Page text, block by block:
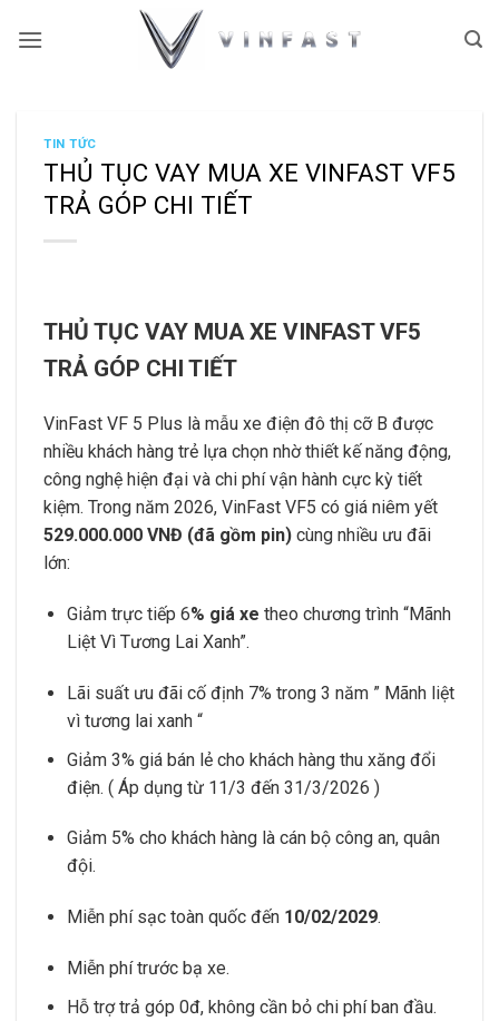
qua
TIN TỨC
THỦ TỤC VAY MUA XE VINFAST VF5
TRẢ GÓP CHI TIẾT
THỦ TỤC VAY MUA XE VINFAST VF5
TRẢ GÓP CHI TIẾT
VinFast VF 5 Plus là mẫu xe điện đô thị cỡ B được
nhiều khách hàng trẻ lựa chọn nhờ thiết kế năng động,
công nghệ hiện đại và chi phí vận hành cực kỳ tiết
kiệm. Trong năm 2026, VinFast VF5 có giá niêm yết
529.000.000 VNĐ (đã gồm pin) cùng nhiều ưu đãi
lớn:
Giảm trực tiếp 6% giá xe theo chương trình “Mãnh
Liệt Vì Tương Lai Xanh”.
Lãi suất ưu đãi cố định 7% trong 3 năm ” Mãnh liệt
vì tương lai xanh “
Giảm 3% giá bán lẻ cho khách hàng thu xăng đổi
điện. ( Áp dụng từ 11/3 đến 31/3/2026 )
Giảm 5% cho khách hàng là cán bộ công an, quân
đội.
Miễn phí sạc toàn quốc đến 10/02/2029.
Miễn phí trước bạ xe.
Hỗ trợ trả góp 0đ, không cần bỏ chi phí ban đầu.